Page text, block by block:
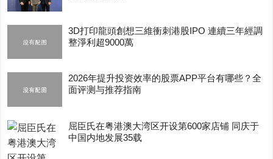
3D打印龍頭創想三維衝刺港股IPO 連續三年經調
整淨利超9000萬
2026年提升投资效率的股票APP平台有哪些？全
面评测与推荐指南
屈臣氏在粤港澳大湾区开设第600家店铺 同庆于
中国内地发展35载